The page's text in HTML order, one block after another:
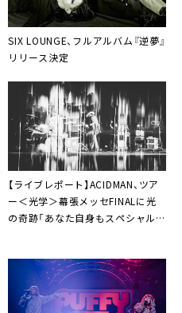
SIX LOUNGE、フルアルバム『逆夢』
リリース決定
【ライブレポート】ACIDMAN、ツア
ー＜光学＞幕張メッセFINALに光
の奇跡「あなた自身もスペシャルな